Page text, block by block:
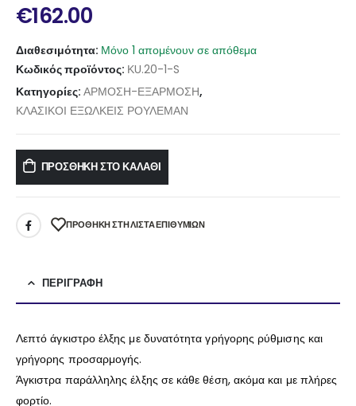
€162.00
Διαθεσιμότητα: Μόνο 1 απομένουν σε απόθεμα
Κωδικός προϊόντος: ΚU.20-1-S
Κατηγορίες: ΑΡΜΟΣΗ-ΕΞΑΡΜΟΣΗ,
ΚΛΑΣΙΚΟΙ ΕΞΩΛΚΕΙΣ ΡΟΥΛΕΜΑΝ
ΠΡΟΣΘΉΚΗ ΣΤΟ ΚΑΛΆΘΙ
ΠΡΌΘΉΚΗ ΣΤΗ ΛΊΣΤΑ ΕΠΙΘΥΜΙΏΝ
ΠΕΡΙΓΡΑΦΉ
Λεπτό άγκιστρο έλξης με δυνατότητα γρήγορης ρύθμισης και
γρήγορης προσαρμογής.
Άγκιστρα παράλληλης έλξης σε κάθε θέση, ακόμα και με πλήρες
φορτίο.